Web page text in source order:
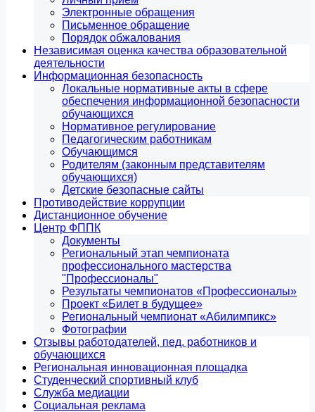
Электронные обращения
Письменное обращение
Порядок обжалования
Независимая оценка качества образовательной
деятельности
Информационная безопасность
Локальные нормативные акты в сфере
обеспечения информационной безопасности
обучающихся
Нормативное регулирование
Педагогическим работникам
Обучающимся
Родителям (законным представителям
обучающихся)
Детские безопасные сайты
Противодействие коррупции
Дистанционное обучение
Центр ФППК
Документы
Региональный этап чемпионата
профессионального мастерства
"Профессионалы"
Результаты чемпионатов «Профессионалы»
Проект «Билет в будущее»
Региональный чемпионат «Абилимпикс»
Фотографии
Отзывы работодателей, пед. работников и
обучающихся
Региональная инновационная площадка
Студенческий спортивный клуб
Служба медиации
Социальная реклама